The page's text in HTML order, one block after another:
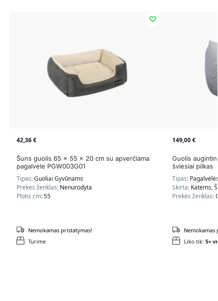
42,36€
Šuns guolis 65 x 55 x 20 cm su apverčiama
pagalvėle PGW003G01
Tipas:Guoliai Gyvūnams
Prekės ženklas: Nenurodyta
Plotis cm:55
Turime
Nemokamas pristatymas!
149,00€
Guolis
šviesiai pilkas
Tipas:
Skirta: Katėms,
Prekės ženklas:
Liko tik: 5+
Nemokamas